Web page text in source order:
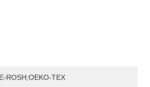
ROSH;OEKO-TEX